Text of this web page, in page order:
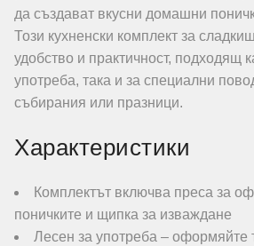
да създават вкусни домашни
Този кухненски комплект за
удобство и практичност, подходящ
употреба, така и за специални
събирания или празници.
Характеристики
Комплектът включва преса за
поничките и щипка за изваждане
Лесен за употреба – оформяйте